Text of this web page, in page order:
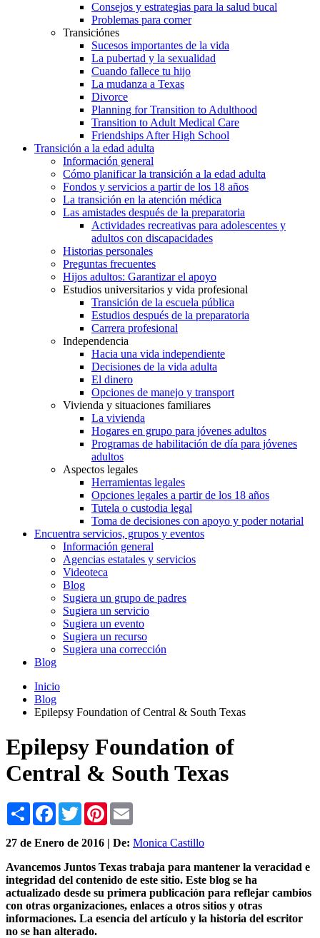
Consejos y estrategias para la salud bucal
Problemas para comer
Transiciónes
Sucesos importantes de la vida
La pubertad y la sexualidad
Cuando fallece tu hijo
La mudanza a Texas
Divorce
Planning for Transition to Adulthood
Transition to Adult Medical Care
Friendships After High School
Transición a la edad adulta
Información general
Cómo planificar la transición a la edad adulta
Fondos y servicios a partir de los 18 años
La transición en la atención médica
Las amistades después de la preparatoria
Actividades recreativas para adolescentes y
adultos con discapacidades
Historias personales
Preguntas frecuentes
Hijos adultos: Garantizar el apoyo
Estudios universitarios y vida profesional
Transición de la escuela pública
Estudios después de la preparatoria
Carrera profesional
Independencia
Hacia una vida independiente
Decisiones de la vida adulta
El dinero
Opciones de manejo y transport
Vivienda y situaciones familiares
La vivienda
Hogares en grupo para jóvenes adultos
Programas de habilitación de día para jóvenes
adultos
Aspectos legales
Herramientas legales
Opciones legales a partir de los 18 años
Tutela o custodia legal
Toma de decisiones con apoyo y poder notarial
Encuentra servicios, grupos y eventos
Información general
Agencias estatales y servicios
Videoteca
Blog
Sugiera un grupo de padres
Sugiera un servicio
Sugiera un evento
Sugiera un recurso
Sugiera una corrección
Blog
Inicio
Blog
Epilepsy Foundation of Central & South Texas
Epilepsy Foundation of
Central & South Texas
Share Facebook
TwitterPinterest
27 de Enero de 2016 | De: Monica Castillo
Avancemos Juntos Texas trabaja para mantener la veracidad e
integridad del contenido de este sitio. Este blog se ha
actualizado desde su primera publicación para reflejar cambios
con otras organizaciones, enlaces a otros sitios y otras
informaciones. La esencia del artículo y la historia del escritor
no se han alterado.